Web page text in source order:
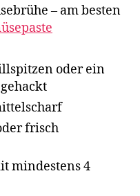
– am besten
oder ein
frisch
mindestens 4